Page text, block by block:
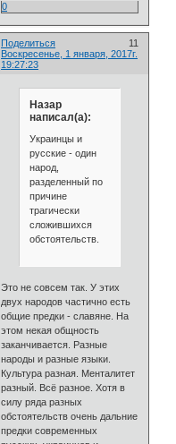
0
Поделиться
11
Воскресенье, 1 января, 2017г.
19:27:23
Назар
написал(а):
Украинцы и
русские - один
народ,
разделенный по
причине
трагически
сложившихся
обстоятельств.
Это не совсем так. У этих
двух народов частично есть
общие предки - славяне. На
этом некая общность
заканчивается. Разные
народы и разные языки.
Культура разная. Менталитет
разный. Всё разное. Хотя в
силу ряда разных
обстоятельств очень дальние
предки современных